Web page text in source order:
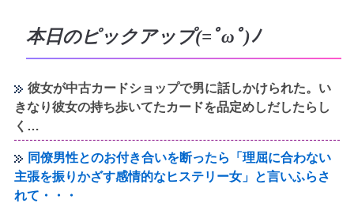
本日のピックアップ(=ﾟωﾟ)ﾉ
彼女が中古カードショップで男に話しかけられた。い
きなり彼女の持ち歩いてたカードを品定めしだしたらし
く…
同僚男性とのお付き合いを断ったら「理屈に合わない
主張を振りかざす感情的なヒステリー女」と言いふらさ
れて・・・